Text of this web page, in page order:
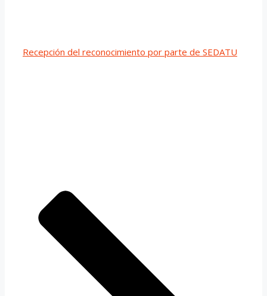
Recepción del reconocimiento por parte de SEDATU